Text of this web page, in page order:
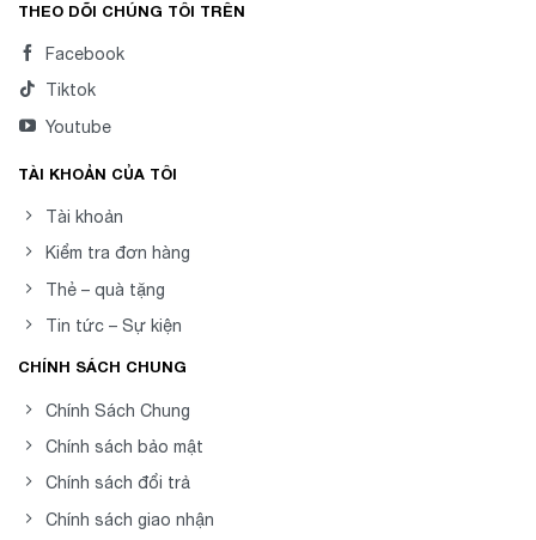
THEO DÕI CHÚNG TÔI TRÊN
Facebook
Tiktok
Youtube
TÀI KHOẢN CỦA TÔI
Tài khoản
Kiểm tra đơn hàng
Thẻ – quà tặng
Tin tức – Sự kiện
CHÍNH SÁCH CHUNG
Chính Sách Chung
Chính sách bảo mật
Chính sách đổi trả
Chính sách giao nhận